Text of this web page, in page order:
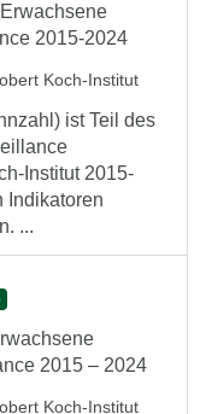
2015-2024
Koch-Institut
ist Teil des
Institut 2015-
Indikatoren
...
2015 – 2024
Koch-Institut